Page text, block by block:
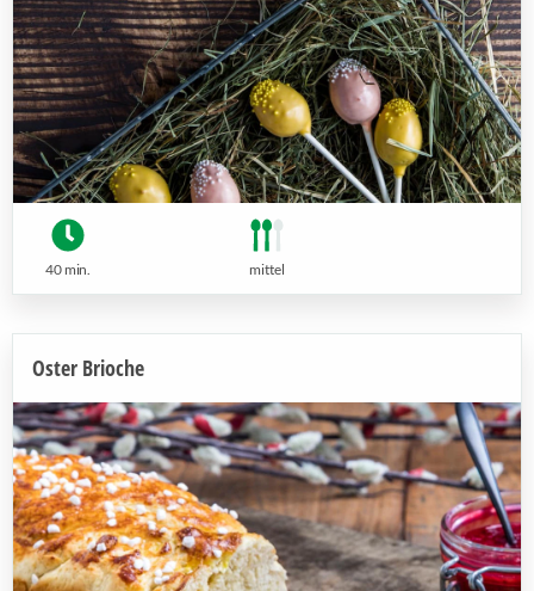
40 min. mittel
Oster Brioche